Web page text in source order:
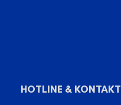
HOTLINE & KONTAKT